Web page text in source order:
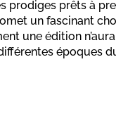
prodiges prêts à
un fascinant
une édition
époques